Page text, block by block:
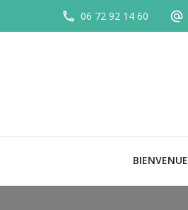
06 72 92 14 60
BIENVENUE